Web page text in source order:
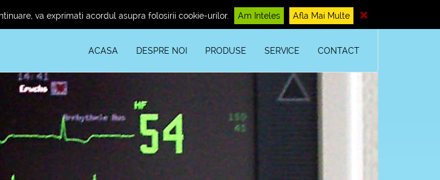
ACASA DESPRE NOI PRODUSE SERVICE CONTACT
va exprimati acordul asupra folosirii cookie-urilor. Am Inteles Afla Mai Multe